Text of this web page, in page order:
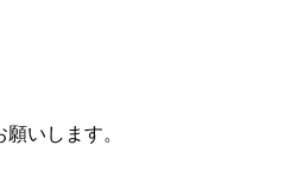
いします。